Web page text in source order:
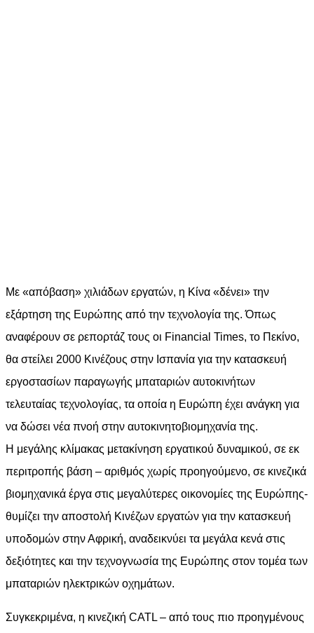
Με «απόβαση» χιλιάδων εργατών, η Κίνα «δένει» την
εξάρτηση της Ευρώπης από την τεχνολογία της. Όπως
αναφέρουν σε ρεπορτάζ τους οι Financial Times, το Πεκίνο,
θα στείλει 2000 Κινέζους στην Ισπανία για την κατασκευή
εργοστασίων παραγωγής μπαταριών αυτοκινήτων
τελευταίας τεχνολογίας, τα οποία η Ευρώπη έχει ανάγκη για
να δώσει νέα πνοή στην αυτοκινητοβιομηχανία της.
Η μεγάλης κλίμακας μετακίνηση εργατικού δυναμικού, σε εκ
περιτροπής βάση – αριθμός χωρίς προηγούμενο, σε κινεζικά
βιομηχανικά έργα στις μεγαλύτερες οικονομίες της Ευρώπης-
θυμίζει την αποστολή Κινέζων εργατών για την κατασκευή
υποδομών στην Αφρική, αναδεικνύει τα μεγάλα κενά στις
δεξιότητες και την τεχνογνωσία της Ευρώπης στον τομέα των
μπαταριών ηλεκτρικών οχημάτων.
Συγκεκριμένα, η κινεζική CATL – από τους πιο προηγμένους